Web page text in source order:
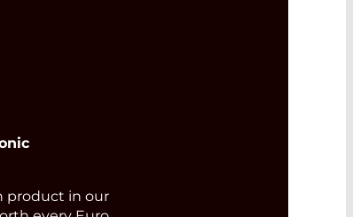
product in our